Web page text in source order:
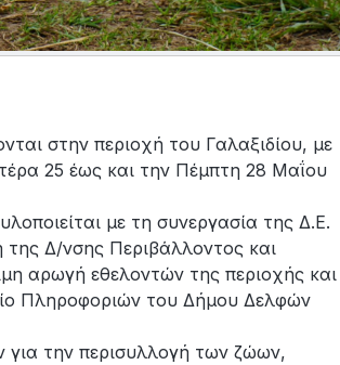
στην περιοχή του Γαλαξιδίου, με
25 έως και την Πέμπτη 28 Μαΐου
με τη συνεργασία της Δ.Ε.
της Δ/νσης Περιβάλλοντος και
αρωγή εθελοντών της περιοχής και
Πληροφοριών του Δήμου Δελφών
την περισυλλογή των ζώων,